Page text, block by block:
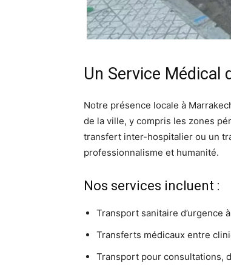
Un Service Médical
Notre présence locale à
de la ville, y compris les zones
transfert inter-hospitalier ou un
professionnalisme et humanité.
Nos services incluent :
Transport sanitaire d’urgence
Transferts médicaux entre
Transport pour consultations,